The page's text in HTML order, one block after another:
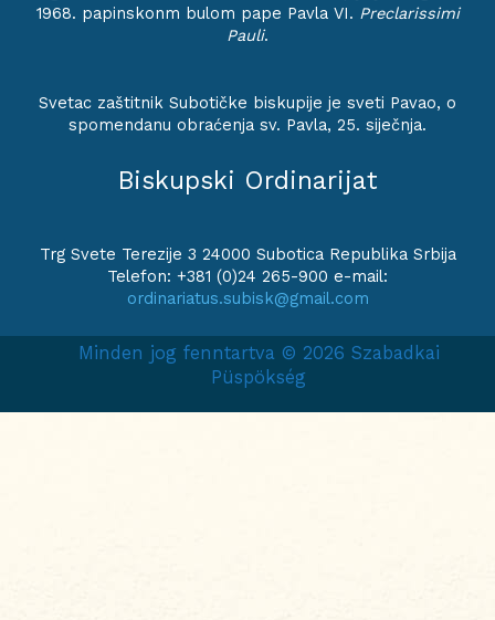
1968. papinskonm bulom pape Pavla VI. Preclarissimi
Pauli.
Svetac zaštitnik Subotičke biskupije je sveti Pavao, o
spomendanu obraćenja sv. Pavla, 25. siječnja.
Biskupski Ordinarijat
Trg Svete Terezije 3 24000 Subotica Republika Srbija
Telefon: +381 (0)24 265-900 e-mail:
ordinariatus.subisk@gmail.com
Minden jog fenntartva © 2026 Szabadkai
Püspökség